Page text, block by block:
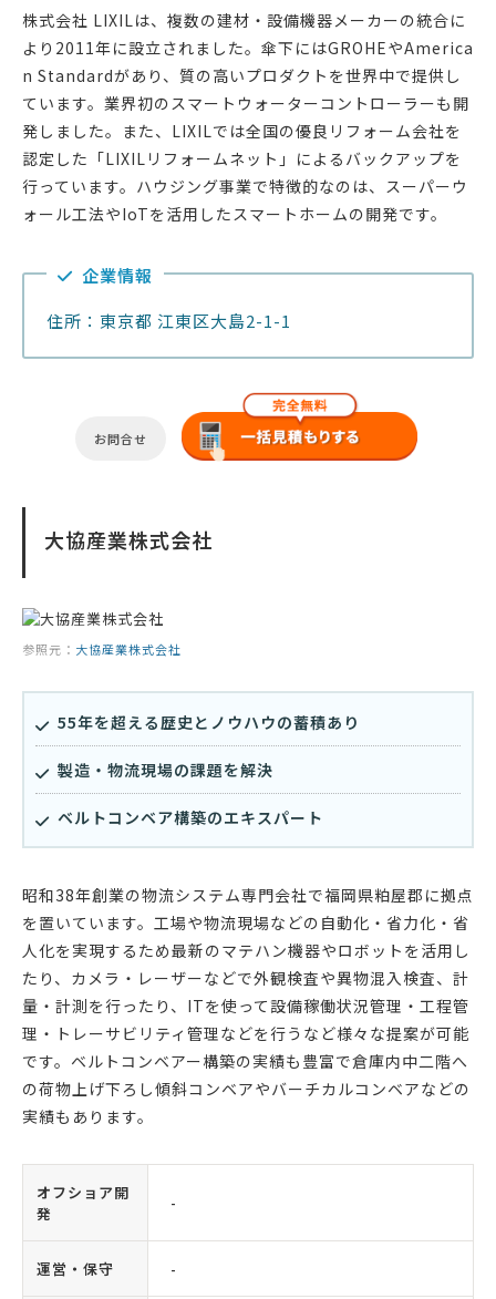
株式会社 LIXILは、複数の建材・設備機器メーカーの統合に
より2011年に設立されました。傘下にはGROHEやAmerica
n Standardがあり、質の高いプロダクトを世界中で提供し
ています。業界初のスマートウォーターコントローラーも開
発しました。また、LIXILでは全国の優良リフォーム会社を
認定した「LIXILリフォームネット」によるバックアップを
行っています。ハウジング事業で特徴的なのは、スーパーウ
ォール工法やIoTを活用したスマートホームの開発です。
企業情報
住所：東京都 江東区大島2-1-1
お問合せ
大協産業株式会社
参照元： 大協産業株式会社
55年を超える歴史とノウハウの蓄積あり
製造・物流現場の課題を解決
ベルトコンベア構築のエキスパート
昭和38年創業の物流システム専門会社で福岡県粕屋郡に拠点
を置いています。工場や物流現場などの自動化・省力化・省
人化を実現するため最新のマテハン機器やロボットを活用し
たり、カメラ・レーザーなどで外観検査や異物混入検査、計
量・計測を行ったり、ITを使って設備稼働状況管理・工程管
理・トレーサビリティ管理などを行うなど様々な提案が可能
です。ベルトコンベアー構築の実績も豊富で倉庫内中二階へ
の荷物上げ下ろし傾斜コンベアやバーチカルコンベアなどの
実績もあります。
オフショア開
発
-
運営・保守 -